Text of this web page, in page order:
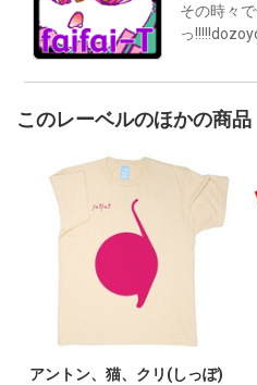
その時々
っ
このレーベルのほかの商品
アントン、猫、クリ(しっぽ)